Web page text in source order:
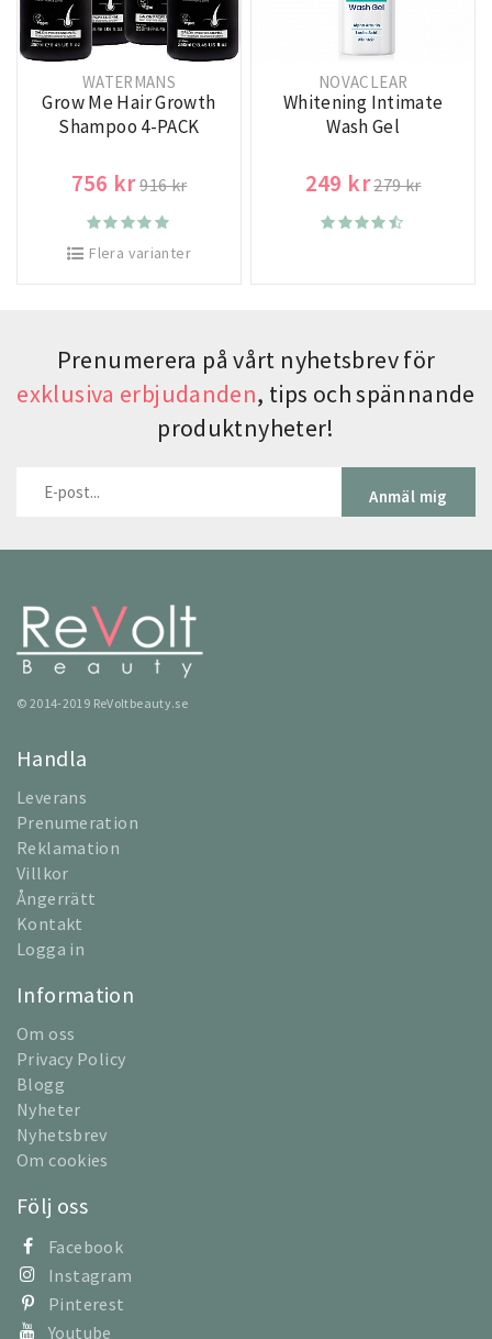
WATERMANS
Grow Me Hair Growth
Shampoo 4-PACK
756 kr916 kr
Flera varianter
NOVACLEAR
Whitening Intimate
Wash Gel
249 kr279 kr
Prenumerera på vårt nyhetsbrev för
exklusiva erbjudanden, tips och spännande
produktnyheter!
Anmäl mig
© 2014-2019 ReVoltbeauty.se
Handla
Leverans
Prenumeration
Reklamation
Villkor
Ångerrätt
Kontakt
Logga in
Information
Om oss
Privacy Policy
Blogg
Nyheter
Nyhetsbrev
Om cookies
Följ oss
Facebook
Instagram
Pinterest
Youtube